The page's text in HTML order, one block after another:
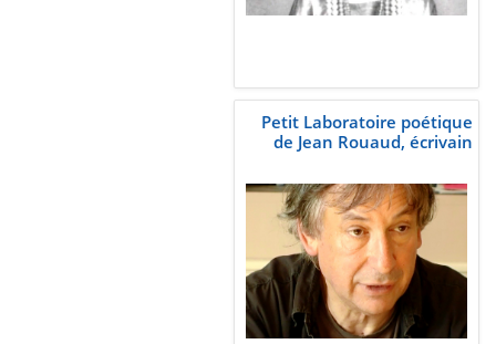
Petit Laboratoire poétique
de Jean Rouaud, écrivain